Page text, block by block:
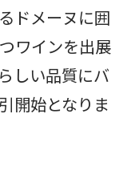
ドメーヌに囲
ワインを出展
しい品質にバ
開始となりま